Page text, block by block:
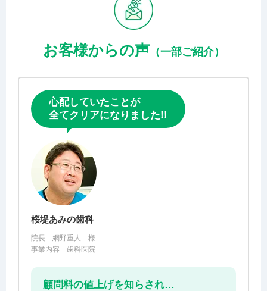
お客様からの声 （一部ご紹介）
心配していたことが
全てクリアになりました!!
桜堤あみの歯科
院長 網野重人 様
事業内容 歯科医院
顧問料の値上げを知らされ…